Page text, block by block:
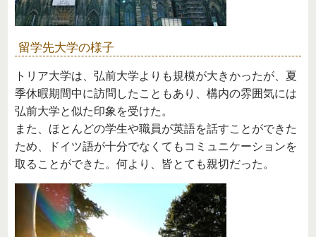
留学先大学の様子
トリア大学は、弘前大学よりも規模が大きかったが、夏
季休暇期間中に訪問したこともあり、構内の雰囲気には
弘前大学と似た印象を受けた。
また、ほとんどの学生や職員が英語を話すことができた
ため、ドイツ語が十分でなくてもコミュニケーションを
取ることができた。何より、皆とても親切だった。